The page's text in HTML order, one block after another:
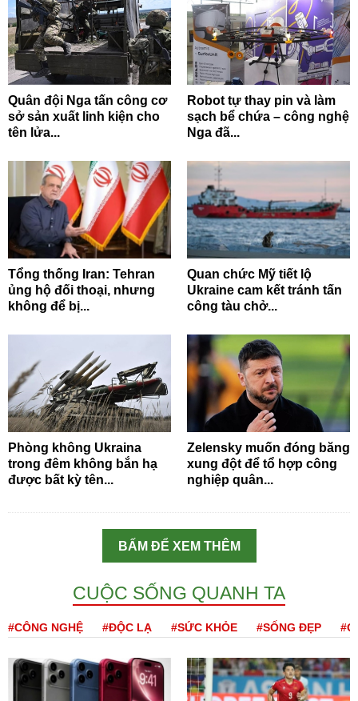
Quân đội Nga tấn công cơ
sở sản xuất linh kiện cho
tên lửa...
Robot tự thay pin và làm
sạch bể chứa – công nghệ
Nga đã...
Tổng thống Iran: Tehran
ủng hộ đối thoại, nhưng
không để bị...
Quan chức Mỹ tiết lộ
Ukraine cam kết tránh tấn
công tàu chở...
Phòng không Ukraina
trong đêm không bắn hạ
được bất kỳ tên...
Zelensky muốn đóng băng
xung đột để tổ hợp công
nghiệp quân...
BẤM ĐỂ XEM THÊM
CUỘC SỐNG QUANH TA
#CÔNG NGHỆ #ĐỘC LẠ #SỨC KHỎE #SỐNG ĐẸP